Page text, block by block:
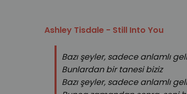
Ashley Tisdale - Still Into You
Bazı şeyler, sadece anlamlı
Bunlardan bir tanesi biziz
Bazı şeyler, sadece anlamlı